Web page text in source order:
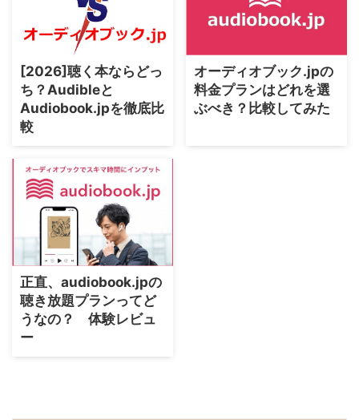
[2026]聴く本ならどっ
ち？Audibleと
Audiobook.jpを徹底比
較
オーディオブック.jpの
料金プランはどれを選
ぶべき？比較してみた
正直、audiobook.jpの
聴き放題プランってど
うなの？ 体験レビュ
ー